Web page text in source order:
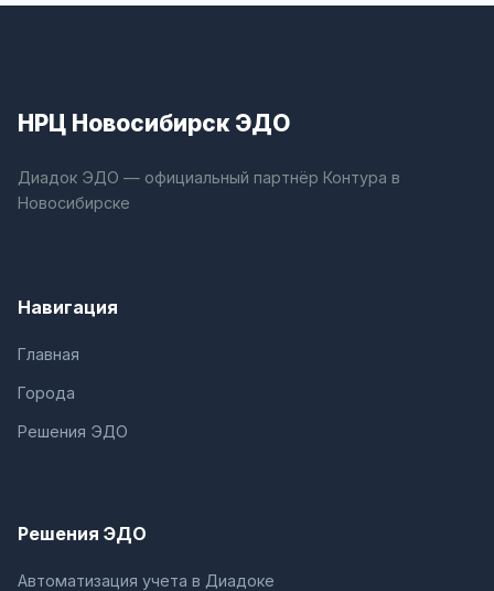
НРЦ Новосибирск ЭДО
Диадок ЭДО — официальный партнёр Контура в
Новосибирске
Навигация
Главная
Города
Решения ЭДО
Решения ЭДО
Автоматизация учета в Диадоке